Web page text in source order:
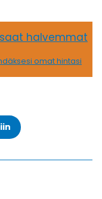
halvemmat
omat hintasi